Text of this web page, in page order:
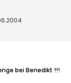
bei Benedikt !!!